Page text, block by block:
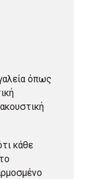
όπως
κάθε